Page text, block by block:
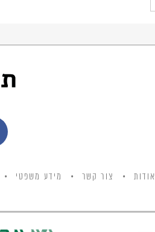
אודות צור קשר מידע משפטי